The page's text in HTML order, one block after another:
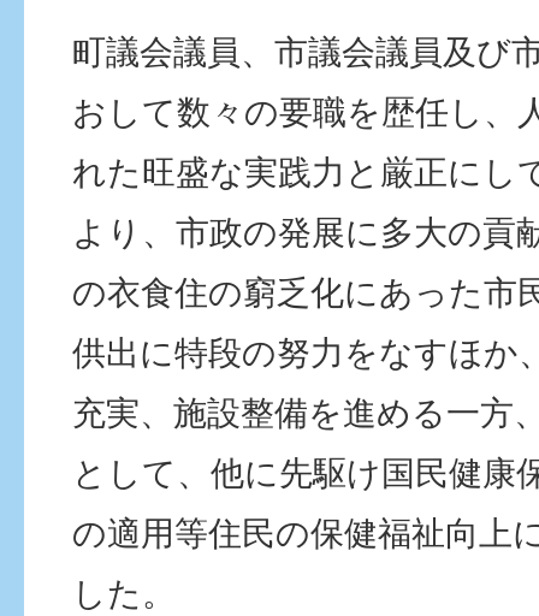
町議会議員、市議会議員及び
おして数々の要職を歴任し、
れた旺盛な実践力と厳正にし
より、市政の発展に多大の貢
の衣食住の窮乏化にあった市
供出に特段の努力をなすほか
充実、施設整備を進める一方
として、他に先駆け国民健康
の適用等住民の保健福祉向上
した。